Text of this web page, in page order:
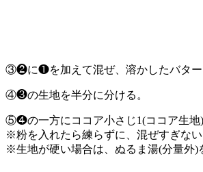
③❷に❶を加えて混ぜ、溶かしたバター
④❸の生地を半分に分ける。
⑤❹の一方にココア小さじ1(ココア生地)
※粉を入れたら練らずに、混ぜすぎない
※生地が硬い場合は、ぬるま湯(分量外)